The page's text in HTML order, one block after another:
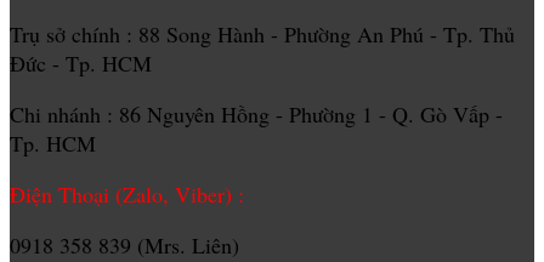
Trụ sở chính : 88 Song Hành - Phường An Phú - Tp. Thủ
Đức - Tp. HCM
Chi nhánh : 86 Nguyên Hồng - Phường 1 - Q. Gò Vấp -
Tp. HCM
Điện Thoại (Zalo, Viber) :
0918 358 839 (Mrs. Liên)